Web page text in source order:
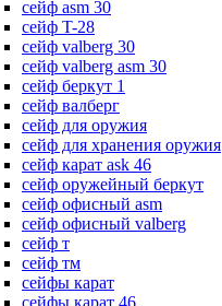
сейф asm 30
сейф T-28
сейф valberg 30
сейф valberg asm 30
сейф беркут 1
сейф валберг
сейф для оружия
сейф для хранения оружия
сейф карат ask 46
сейф оружейный беркут
сейф офисный asm
сейф офисный valberg
сейф т
сейф тм
сейфы карат
сейфы карат 46